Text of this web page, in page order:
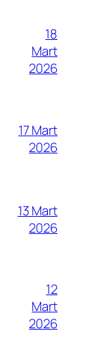
18
Mart
2026
17 Mart
2026
13 Mart
2026
12
Mart
2026